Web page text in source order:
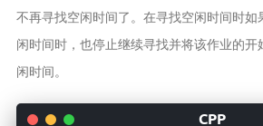
不再寻找空闲时间了。在寻找空闲时间时
闲时间时，也停止继续寻找并将该作业的
闲时间。